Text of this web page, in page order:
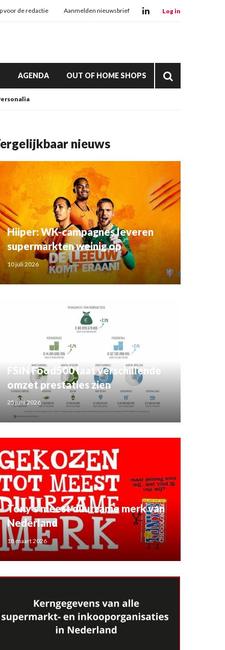
voor de redactie Aanmelden nieuwsbrief Log in
AGENDA OUT OF HOME SHOPS
nieuws
Hiiper: WK-campagnes leveren
supermarkten weinig op
10 juli 2026
FSIN Food500 laat verschillende
omzet prestaties zien
25 juni 2026
Tony’s meest duurzame merk van
Nederland
18 maart 2026